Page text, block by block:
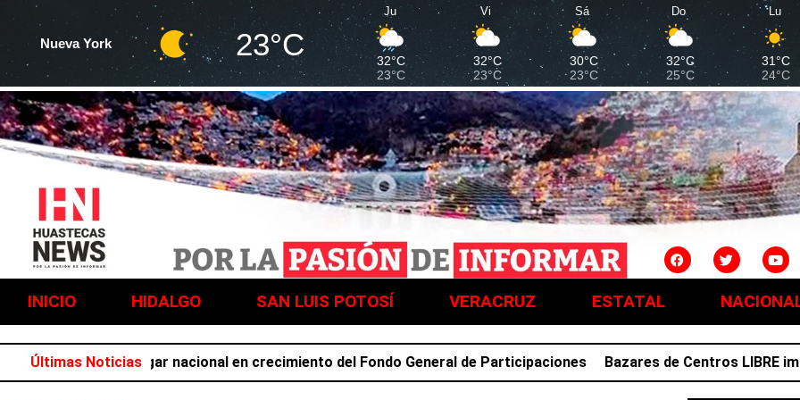
Nueva York 23°C
Ju
32°C
23°C
Vi
32°C
23°C
Sá
30°C
23°C
Do
32°C
25°C
Lu
31°C
24°C
INICIO HIDALGO SAN LUIS POTOSÍ VERACRUZ ESTATAL
Últimas Noticias
el primer lugar nacional en crecimiento del Fondo General de Participaciones Bazares de Centros LIBRE